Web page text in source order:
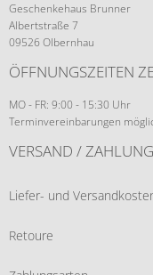
Geschenkehaus Brunner
Albertstraße 7
09526 Olbernhau
ÖFFNUNGSZEITEN
MO - FR: 9:00 - 15:30 Uhr
Terminvereinbarungen
VERSAND / ZAHLUNG
Liefer- und
Retoure